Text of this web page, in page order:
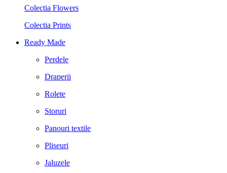
Colectia Flowers
Colectia Prints
Ready Made
Perdele
Draperii
Rolete
Storuri
Panouri textile
Pliseuri
Jaluzele